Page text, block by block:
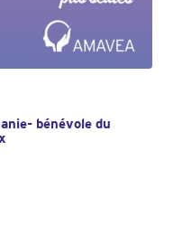
bénévole du